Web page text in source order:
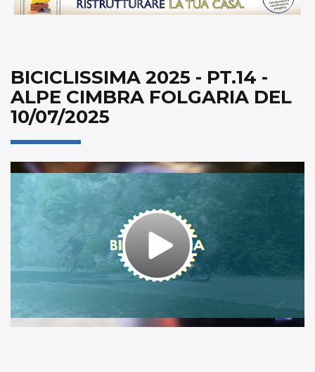
BICICLISSIMA 2025 - PT.14 -
ALPE CIMBRA FOLGARIA DEL
10/07/2025
Play
Video